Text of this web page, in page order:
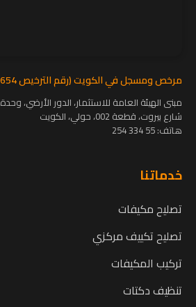
مرخص ومسجل في الكويت (رقم الترخيص 2017/3654)
مبنى الهيئة العامة للاستثمار، الدور الأرضي، وحدة 0007
شارع بيروت، قطعة 002، حولي، الكويت
هاتف:55 334 254
خدماتنا
تصليح مكيفات
تصليح تكييف مركزي
تركيب المكيفات
تنظيف دكتات